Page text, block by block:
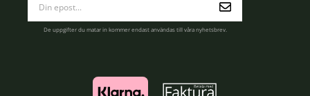
postadress
De uppgifter du matar in kommer endast användas till våra nyhetsbrev.